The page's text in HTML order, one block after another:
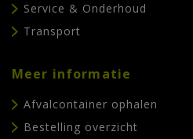
Service & Onderhoud
Transport
Meer informatie
Afvalcontainer ophalen
Bestelling overzicht